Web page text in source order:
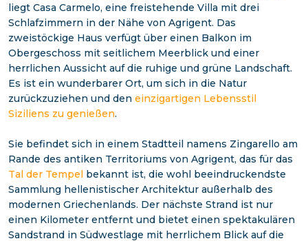
liegt Casa Carmelo, eine freistehende Villa mit drei
Schlafzimmern in der Nähe von Agrigent. Das
zweistöckige Haus verfügt über einen Balkon im
Obergeschoss mit seitlichem Meerblick und einer
herrlichen Aussicht auf die ruhige und grüne Landschaft.
Es ist ein wunderbarer Ort, um sich in die Natur
zurückzuziehen und den einzigartigen Lebensstil
Siziliens zu genießen.
Sie befindet sich in einem Stadtteil namens Zingarello am
Rande des antiken Territoriums von Agrigent, das für das
Tal der Tempel bekannt ist, die wohl beeindruckendste
Sammlung hellenistischer Architektur außerhalb des
modernen Griechenlands. Der nächste Strand ist nur
einen Kilometer entfernt und bietet einen spektakulären
Sandstrand in Südwestlage mit herrlichem Blick auf die